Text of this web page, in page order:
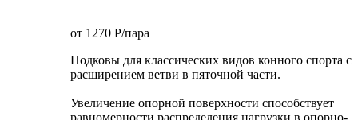
от 1270 P/пара
Подковы для классических видов конного спорта с
расширением ветви в пяточной части.
Увеличение опорной поверхности способствует